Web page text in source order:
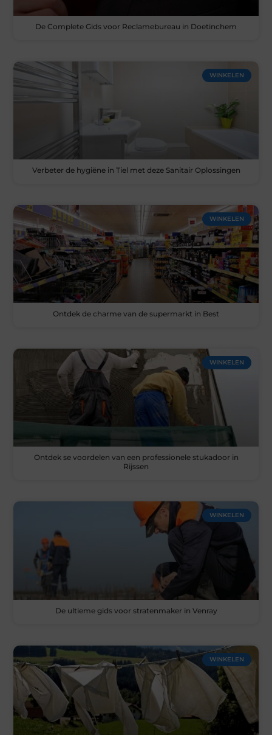
De Complete Gids voor Reclamebureau in Doetinchem
WINKELEN
Verbeter de hygiëne in Tiel met deze Sanitair Oplossingen
WINKELEN
Ontdek de charme van de supermarkt in Best
WINKELEN
Ontdek se voordelen van een professionele stukadoor in
Rijssen
WINKELEN
De ultieme gids voor stratenmaker in Venray
WINKELEN